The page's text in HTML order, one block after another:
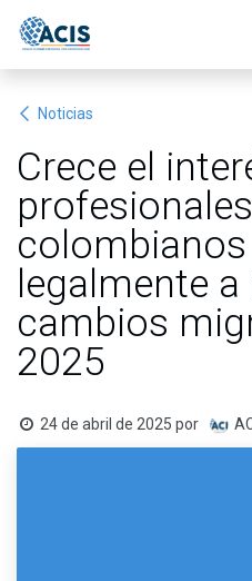
Noticias
Crece el
profesionales
legalmente a
cambios
2025
24 de abril de 2025 por